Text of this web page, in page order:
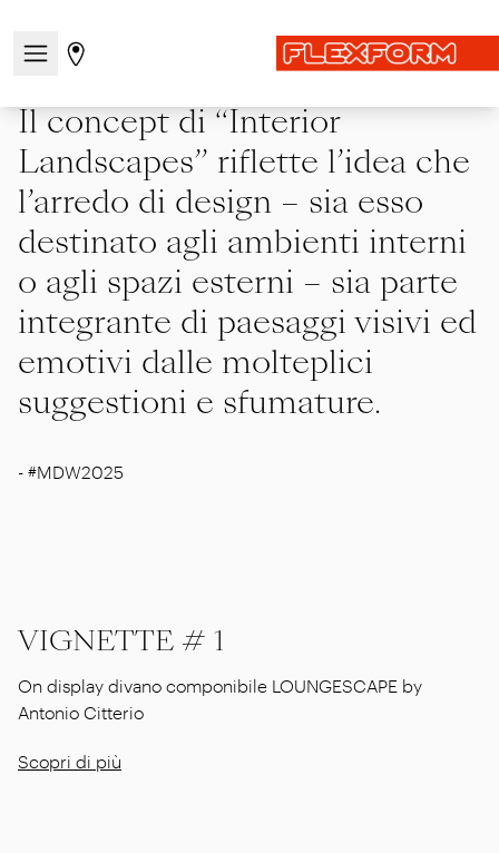
Apri/chiudi il menu di navigazione
Vai alla pagina degli stores
MDW25
Il concept di “Interior
Landscapes” riflette l’idea che
l’arredo di design – sia esso
destinato agli ambienti interni
o agli spazi esterni – sia parte
integrante di paesaggi visivi ed
emotivi dalle molteplici
suggestioni e sfumature.
- #MDW2025
VIGNETTE # 1
On display divano componibile LOUNGESCAPE by
Antonio Citterio
Scopri di più